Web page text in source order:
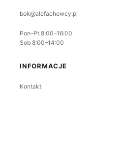
bok@alefachowcy.pl
Pon–Pt 8:00–16:00
Sob 8:00–14:00
INFORMACJE
Kontakt